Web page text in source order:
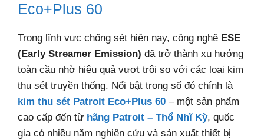
Eco+Plus 60
Trong lĩnh vực chống sét hiện nay, công nghệ ESE
(Early Streamer Emission) đã trở thành xu hướng
toàn cầu nhờ hiệu quả vượt trội so với các loại kim
thu sét truyền thống. Nổi bật trong số đó chính là
kim thu sét Patroit Eco+Plus 60 – một sản phẩm
cao cấp đến từ hãng Patroit – Thổ Nhĩ Kỳ, quốc
gia có nhiều năm nghiên cứu và sản xuất thiết bị